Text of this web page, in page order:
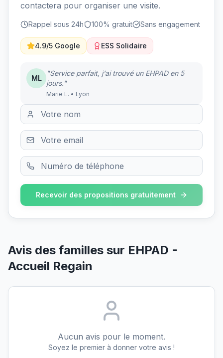
contactera pour organiser une visite.
Rappel sous 24h 100% gratuit Sans engagement
4.9/5 Google ESS Solidaire
ML
"Service parfait, j'ai trouvé un EHPAD en 5
jours."
Marie L. • Lyon
Recevoir des propositions gratuitement
Avis des familles sur EHPAD -
Accueil Regain
Aucun avis pour le moment.
Soyez le premier à donner votre avis !